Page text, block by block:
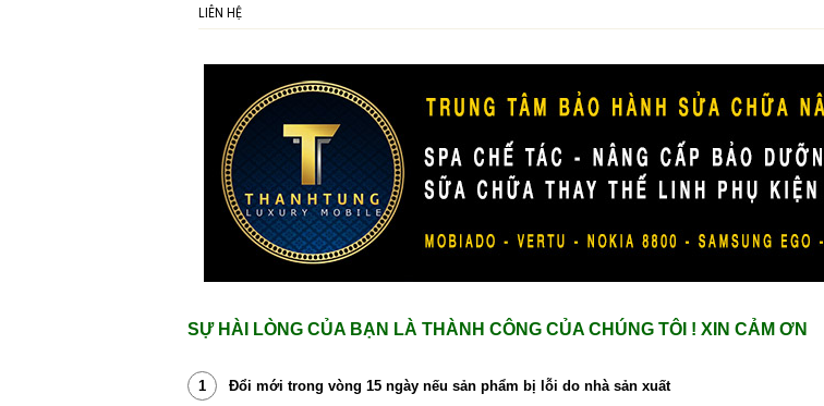
LIÊN HỆ
SỰ HÀI LÒNG CỦA BẠN LÀ THÀNH CÔNG CỦA CHÚNG TÔI ! XIN CẢM ƠN
1 Đổi mới trong vòng 15 ngày nếu sản phẩm bị lỗi do nhà sản xuất